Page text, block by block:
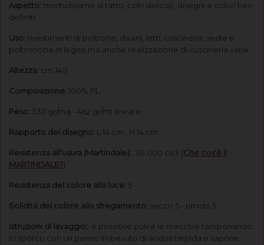
Aspetto: morbidissimo al tatto, colri delicati, disegni e colori ben
definiti
Uso: rivestimenti di poltrone, divani, letti, cuscineria, sedie e
poltroncine in legno ma anche realizzazione di cuscineria varia
Altezza: cm 140
Composizione: 100% PL
Peso: 330 gr/mq - 462 gr/mt lineare
Rapporto del disegno: L 14 cm , H 14 cm
Resistenza all'usura (Martindale): 30 000 cicli (Che cos'è il
MARTINDALE?)
Resistenza del colore alla luce: 5
Solidità del colore allo sfregamento: secco 5 - umido 5
Istruzioni di lavaggio: è possibile pulire le macchie tamponando
lo sporco con un panno imbevuto di acqua tiepida e sapone